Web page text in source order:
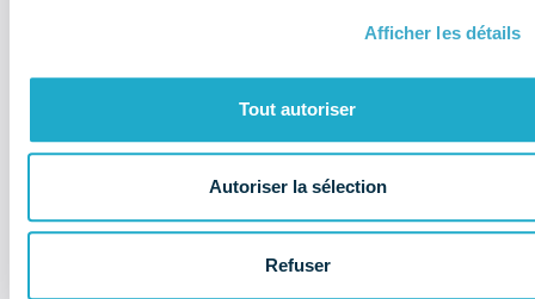
Afficher les détails
Tout autoriser
Autoriser la sélection
Refuser